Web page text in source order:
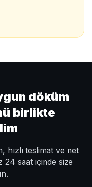
döküm
birlikte
hızlı teslimat ve net
24 saat içinde size